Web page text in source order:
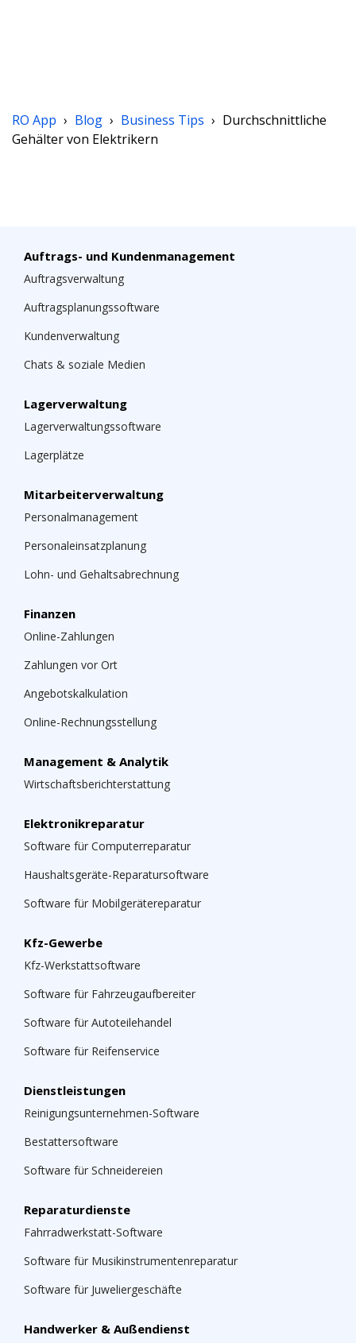
RO App › Blog › Business Tips › Durchschnittliche
Gehälter von Elektrikern
Auftrags- und Kundenmanagement
Auftragsverwaltung
Auftragsplanungssoftware
Kundenverwaltung
Chats & soziale Medien
Lagerverwaltung
Lagerverwaltungssoftware
Lagerplätze
Mitarbeiterverwaltung
Personalmanagement
Personaleinsatzplanung
Lohn- und Gehaltsabrechnung
Finanzen
Online-Zahlungen
Zahlungen vor Ort
Angebotskalkulation
Online-Rechnungsstellung
Management & Analytik
Wirtschaftsberichterstattung
Elektronikreparatur
Software für Computerreparatur
Haushaltsgeräte-Reparatursoftware
Software für Mobilgerätereparatur
Kfz-Gewerbe
Kfz-Werkstattsoftware
Software für Fahrzeugaufbereiter
Software für Autoteilehandel
Software für Reifenservice
Dienstleistungen
Reinigungsunternehmen-Software
Bestattersoftware
Software für Schneidereien
Reparaturdienste
Fahrradwerkstatt-Software
Software für Musikinstrumentenreparatur
Software für Juweliergeschäfte
Handwerker & Außendienst